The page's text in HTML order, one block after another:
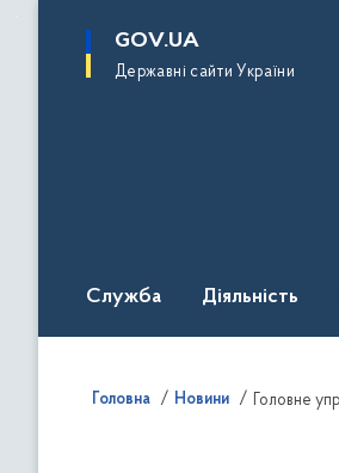
основного
GOV.UA
Державні сайти України
Служба Діяльність
Головна Новини